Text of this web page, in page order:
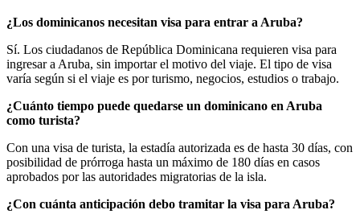
¿Los dominicanos necesitan visa para entrar a Aruba?
Sí. Los ciudadanos de República Dominicana requieren visa para
ingresar a Aruba, sin importar el motivo del viaje. El tipo de visa
varía según si el viaje es por turismo, negocios, estudios o trabajo.
¿Cuánto tiempo puede quedarse un dominicano en Aruba
como turista?
Con una visa de turista, la estadía autorizada es de hasta 30 días, con
posibilidad de prórroga hasta un máximo de 180 días en casos
aprobados por las autoridades migratorias de la isla.
¿Con cuánta anticipación debo tramitar la visa para Aruba?